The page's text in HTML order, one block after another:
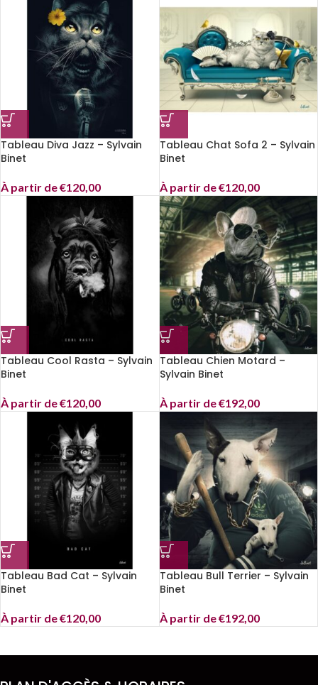
Tableau Diva Jazz – Sylvain
Binet
À partir de€120,00
Tableau Chat Sofa 2 – Sylvain
Binet
À partir de€120,00
Tableau Cool Rasta – Sylvain
Binet
À partir de€120,00
Tableau Chien Motard –
Sylvain Binet
À partir de€192,00
Tableau Bad Cat – Sylvain
Binet
À partir de€120,00
Tableau Bull Terrier – Sylvain
Binet
À partir de€192,00